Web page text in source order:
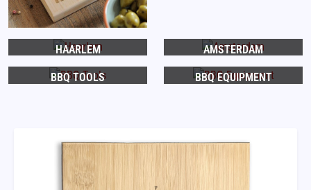
HAARLEM AMSTERDAM
BBQ TOOLS BBQ EQUIPMENT